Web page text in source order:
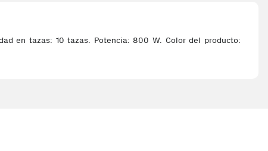
en tazas: 10 tazas. Potencia: 800 W. Color del producto: